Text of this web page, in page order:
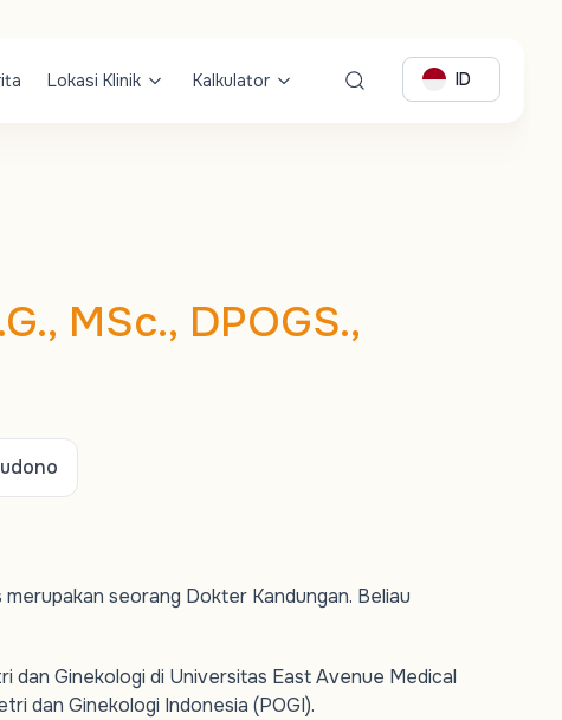
Lokasi Klinik Kalkulator ID
MSc., DPOGS.,
seorang Dokter Kandungan. Beliau
dan Ginekologi di Universitas East Avenue Medical
dan Ginekologi Indonesia (POGI).